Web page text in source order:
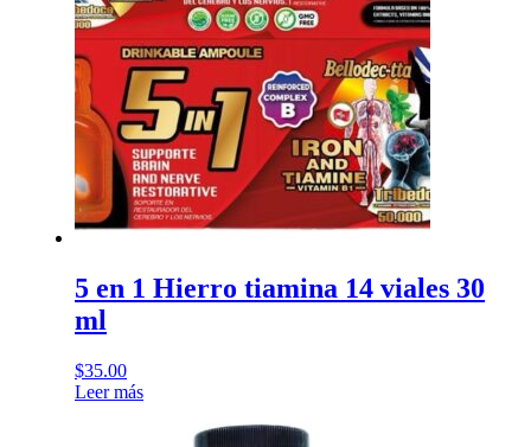
5 en 1 Hierro tiamina 14 viales 30
ml
$35.00
Leer más